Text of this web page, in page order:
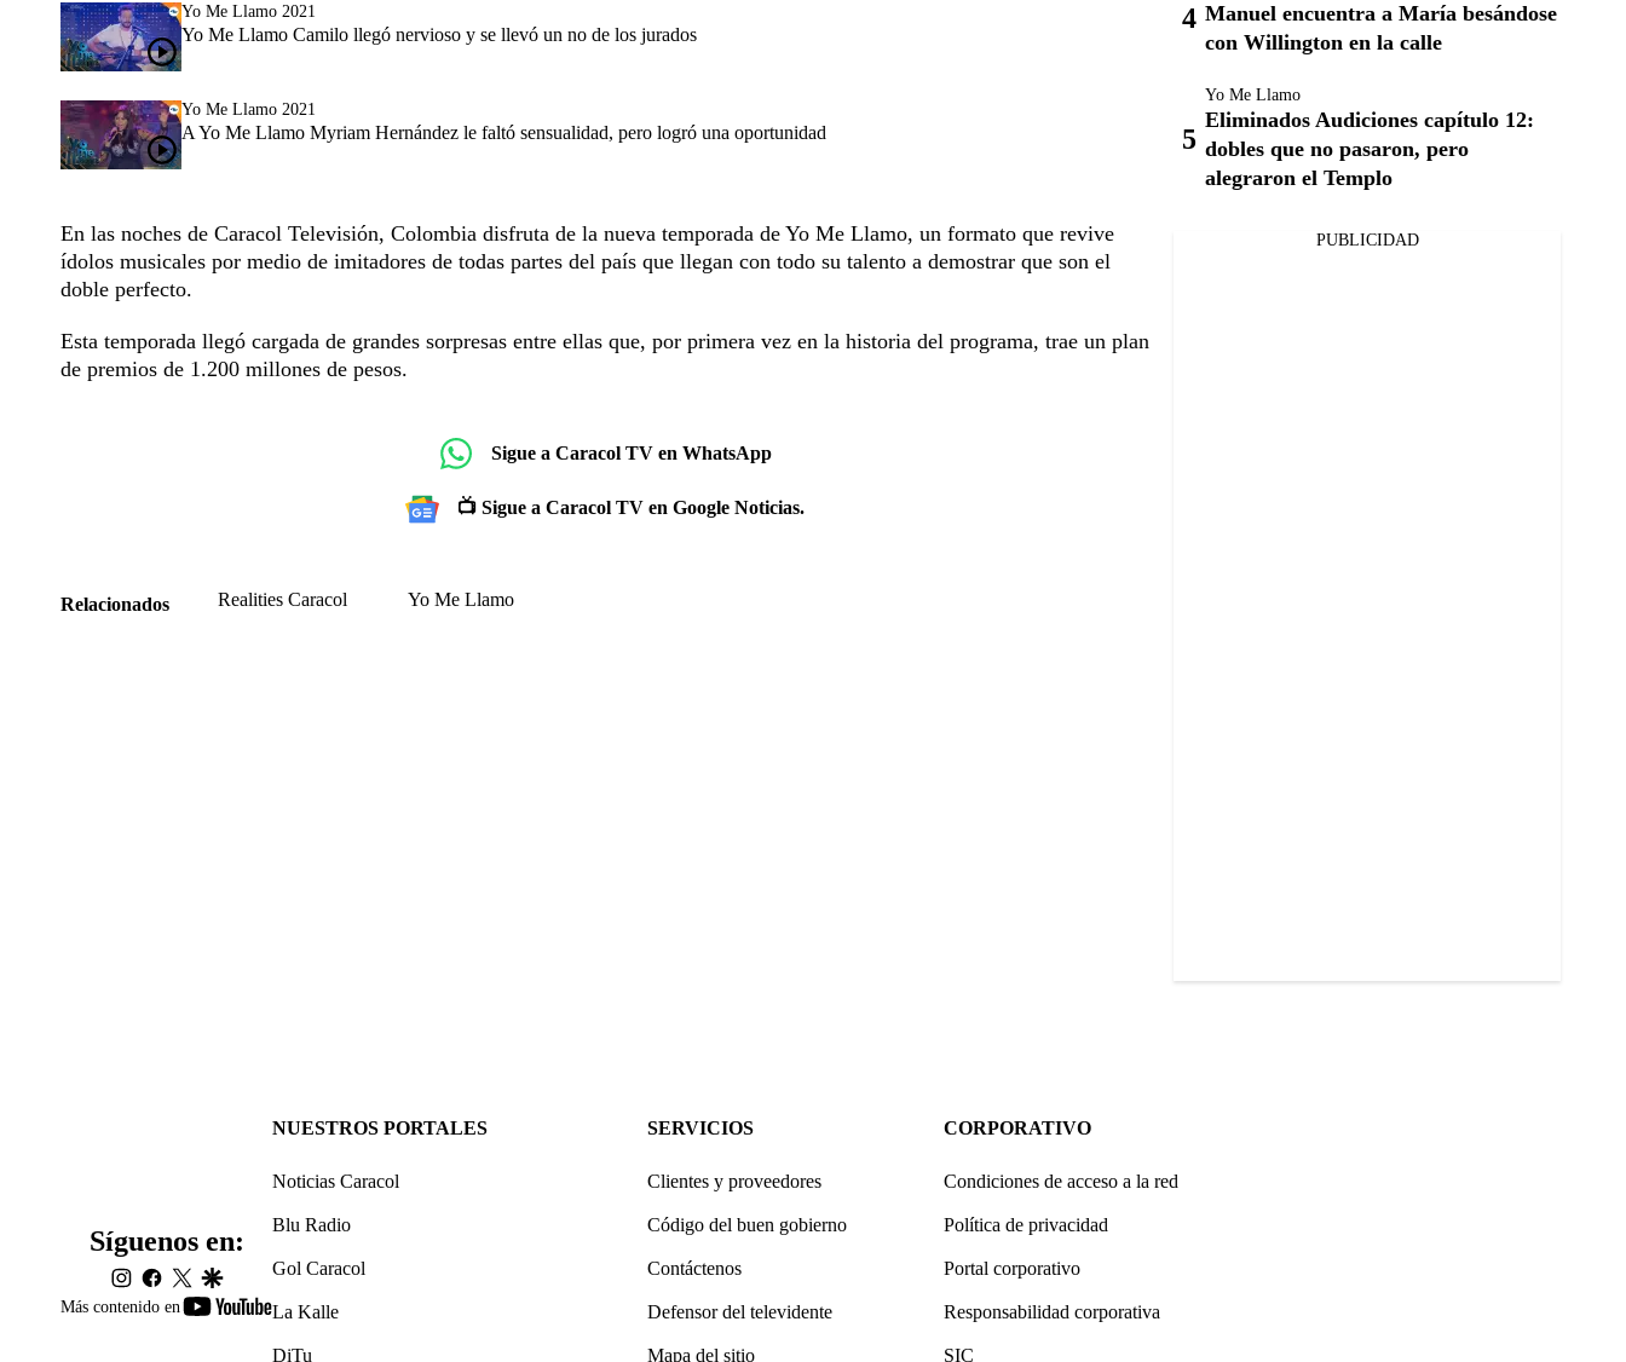
Yo Me Llamo 2021
Yo Me Llamo Camilo llegó nervioso y se llevó un no de los jurados
Yo Me Llamo 2021
A Yo Me Llamo Myriam Hernández le faltó sensualidad, pero logró una oportunidad
En las noches de Caracol Televisión, Colombia disfruta de la nueva temporada de Yo Me Llamo, un formato que revive
ídolos musicales por medio de imitadores de todas partes del país que llegan con todo su talento a demostrar que son el
doble perfecto.
Esta temporada llegó cargada de grandes sorpresas entre ellas que, por primera vez en la historia del programa, trae un plan
de premios de 1.200 millones de pesos.
Sigue a Caracol TV en WhatsApp
📺 Sigue a Caracol TV en Google Noticias.
Relacionados Realities Caracol Yo Me Llamo
Manuel encuentra a María besándose
con Willington en la calle
Yo Me Llamo
Eliminados Audiciones capítulo 12:
dobles que no pasaron, pero
alegraron el Templo
PUBLICIDAD
Más contenido en
youtube-
Síguenos en:
instagram
facebook
twittergoogle
NUESTROS PORTALES
Noticias Caracol
Blu Radio
Gol Caracol
La Kalle
DiTu
SERVICIOS
Clientes y proveedores
Código del buen gobierno
Contáctenos
Defensor del televidente
Mapa del sitio
CORPORATIVO
Condiciones de acceso a la red
Política de privacidad
Portal corporativo
Responsabilidad corporativa
SIC